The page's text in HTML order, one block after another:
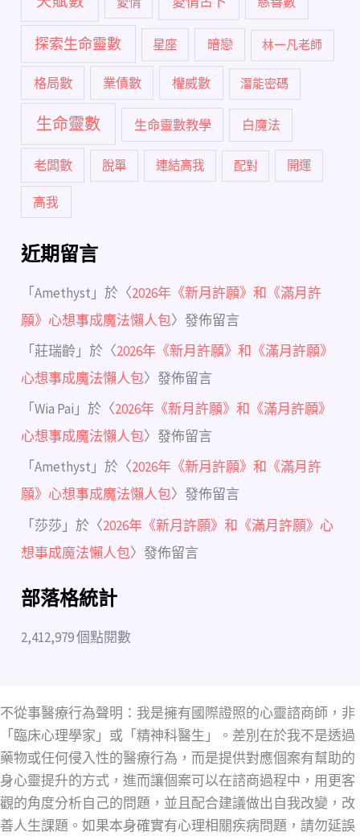
探索生命靈數 星座 暗戀 林一凡老師
格局數 業債數 權威數 潛能密碼
生命靈數 生命靈數教學 白魔法
老闆數 脫單 連結高我 配對 開運
高我
近期留言
「Amethyst 」於〈2026年《新月許願》和《滿月許
願》心想事成魔法懶人包〉發佈留言
「莊瑞齡 」於〈2026年《新月許願》和《滿月許願》
心想事成魔法懶人包〉發佈留言
「Wia Pai 」於〈2026年《新月許願》和《滿月許願》
心想事成魔法懶人包〉發佈留言
「Amethyst 」於〈2026年《新月許願》和《滿月許
願》心想事成魔法懶人包〉發佈留言
「 莎莎 」於〈2026年《新月許願》和《滿月許願》心
想事成魔法懶人包〉發佈留言
部落格統計
2,412,979 個點閱數
不從事醫療行為聲明：我是擁有國際證照的心靈諮商師，非
「臨床心理學家」或「精神科醫生」。差別在於我不是透過
藥物或任何侵入性的醫療行為，而是提供對應個案有幫助的
身心靈提升的方式，進而讓個案可以在諮商過程中，用更客
觀的角度分析自己的問題，並且配合建議做出自我改變，改
善人生課題。如果本身確實有心理相關疾病問題，請勿延誤